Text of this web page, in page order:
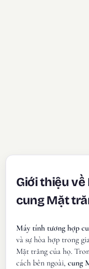
Giới thiệu
cung Mặt
Máy tính tương hợp
và sự hòa hợp trong
Mặt trăng của họ.
cách bên ngoài,cung